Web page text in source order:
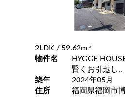
2LDK / 59.62m 2
物件名
HYGGE
賢くお引越し..
築年
2024年05月
住所
福岡県福岡市